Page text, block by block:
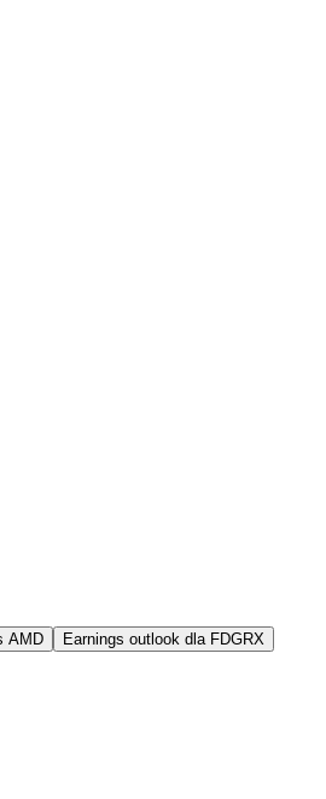
AMD Earnings outlook dla FDGRX